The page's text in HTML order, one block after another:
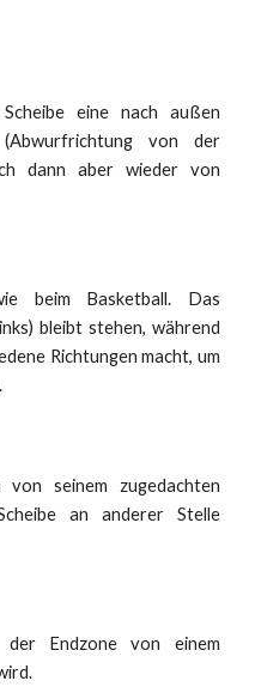
eine nach außen
von der
dann aber wieder von
beim Basketball. Das
bleibt stehen, während
Richtungen macht, um
seinem zugedachten
an anderer Stelle
der Endzone von einem